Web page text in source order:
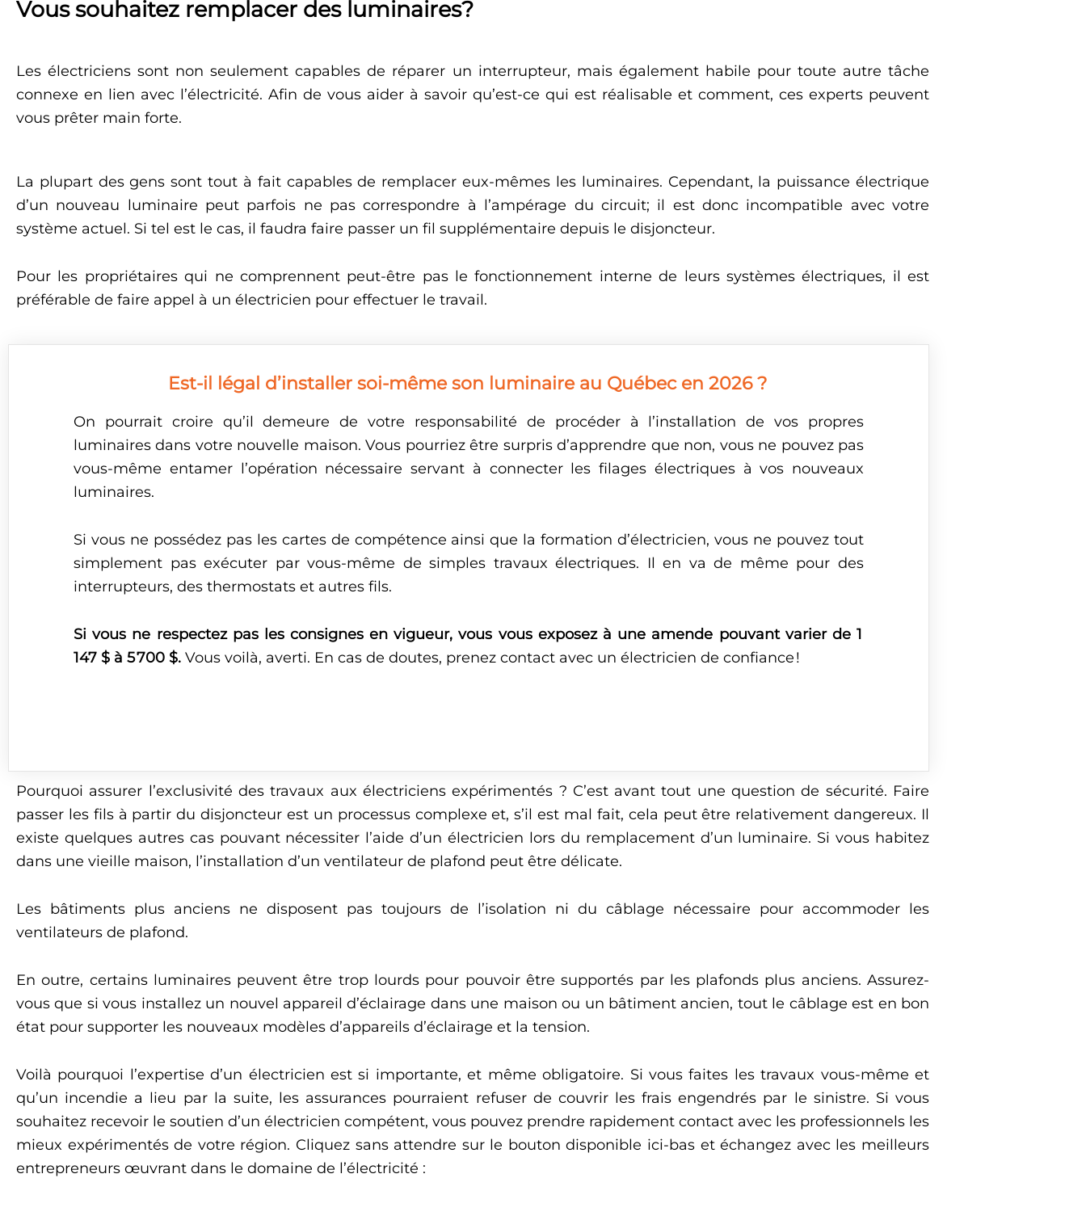
Vous souhaitez remplacer des luminaires?
Les électriciens sont non seulement capables de réparer un interrupteur, mais également habile pour toute autre tâche
connexe en lien avec l’électricité. Afin de vous aider à savoir qu’est-ce qui est réalisable et comment, ces experts peuvent
vous prêter main forte.
La plupart des gens sont tout à fait capables de remplacer eux-mêmes les luminaires. Cependant, la puissance électrique
d’un nouveau luminaire peut parfois ne pas correspondre à l’ampérage du circuit; il est donc incompatible avec votre
système actuel. Si tel est le cas, il faudra faire passer un fil supplémentaire depuis le disjoncteur.
Pour les propriétaires qui ne comprennent peut-être pas le fonctionnement interne de leurs systèmes électriques, il est
préférable de faire appel à un électricien pour effectuer le travail.
Est-il légal d’installer soi-même son luminaire au Québec en 2026 ?
On pourrait croire qu’il demeure de votre responsabilité de procéder à l’installation de vos propres
luminaires dans votre nouvelle maison. Vous pourriez être surpris d’apprendre que non, vous ne pouvez pas
vous-même entamer l’opération nécessaire servant à connecter les filages électriques à vos nouveaux
luminaires.
Si vous ne possédez pas les cartes de compétence ainsi que la formation d’électricien, vous ne pouvez tout
simplement pas exécuter par vous-même de simples travaux électriques. Il en va de même pour des
interrupteurs, des thermostats et autres fils.
Si vous ne respectez pas les consignes en vigueur, vous vous exposez à une amende pouvant varier de 1
147 $ à 5700 $. Vous voilà, averti. En cas de doutes, prenez contact avec un électricien de confiance !
Pourquoi assurer l’exclusivité des travaux aux électriciens expérimentés ? C’est avant tout une question de sécurité. Faire
passer les fils à partir du disjoncteur est un processus complexe et, s’il est mal fait, cela peut être relativement dangereux. Il
existe quelques autres cas pouvant nécessiter l’aide d’un électricien lors du remplacement d’un luminaire. Si vous habitez
dans une vieille maison, l’installation d’un ventilateur de plafond peut être délicate.
Les bâtiments plus anciens ne disposent pas toujours de l’isolation ni du câblage nécessaire pour accommoder les
ventilateurs de plafond.
En outre, certains luminaires peuvent être trop lourds pour pouvoir être supportés par les plafonds plus anciens. Assurez-
vous que si vous installez un nouvel appareil d’éclairage dans une maison ou un bâtiment ancien, tout le câblage est en bon
état pour supporter les nouveaux modèles d’appareils d’éclairage et la tension.
Voilà pourquoi l’expertise d’un électricien est si importante, et même obligatoire. Si vous faites les travaux vous-même et
qu’un incendie a lieu par la suite, les assurances pourraient refuser de couvrir les frais engendrés par le sinistre. Si vous
souhaitez recevoir le soutien d’un électricien compétent, vous pouvez prendre rapidement contact avec les professionnels les
mieux expérimentés de votre région. Cliquez sans attendre sur le bouton disponible ici-bas et échangez avec les meilleurs
entrepreneurs œuvrant dans le domaine de l’électricité :